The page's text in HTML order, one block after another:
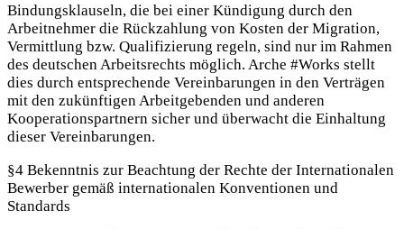
Bindungsklauseln, die bei einer Kündigung durch den
Arbeitnehmer die Rückzahlung von Kosten der Migration,
Vermittlung bzw. Qualifizierung regeln, sind nur im Rahmen
des deutschen Arbeitsrechts möglich. Arche #Works stellt
dies durch entsprechende Vereinbarungen in den Verträgen
mit den zukünftigen Arbeitgebenden und anderen
Kooperationspartnern sicher und überwacht die Einhaltung
dieser Vereinbarungen.
§4 Bekenntnis zur Beachtung der Rechte der Internationalen
Bewerber gemäß internationalen Konventionen und
Standards